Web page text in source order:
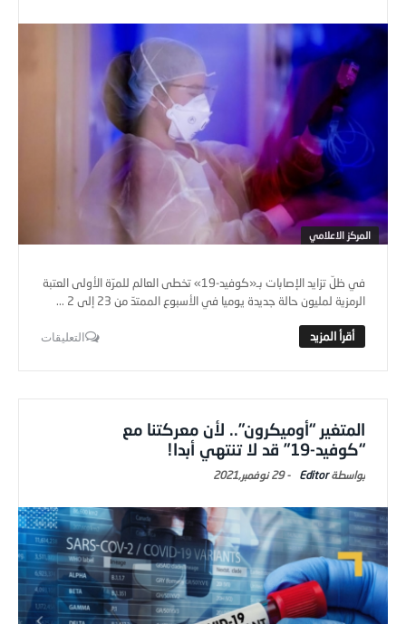
المركز الاعلامي
في ظلّ تزايد الإصابات بـ«كوفيد-19» تخطى العالم للمرّة الأولى العتبة
الرمزية لمليون حالة جديدة يوميا في الأسبوع الممتدّ من 23 إلى 2 ...
التعليقات
المتغير “أوميكرون”.. لأن معركتنا مع
“كوفيد-19” قد لا تنتهي أبدا!
Editor
-29 نوفمبر,2021